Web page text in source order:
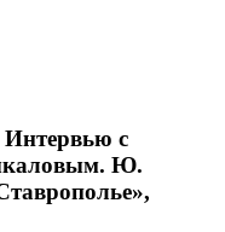
Интервью с
Ю.